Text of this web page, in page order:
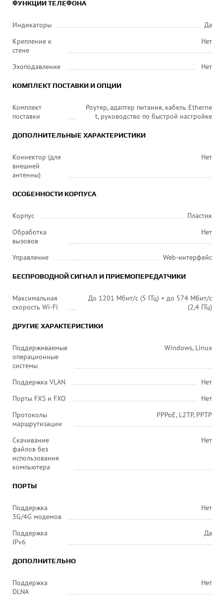
ФУНКЦИИ ТЕЛЕФОНА
Индикаторы
Да
Крепление к
стене
Нет
Эхоподавление Нет
КОМПЛЕКТ ПОСТАВКИ И ОПЦИИ
Комплект
поставки
Роутер, адаптер питания, кабель Etherne
t, руководство по быстрой настройке
ДОПОЛНИТЕЛЬНЫЕ ХАРАКТЕРИСТИКИ
Коннектор (для
внешней
антенны)
Нет
ОСОБЕННОСТИ КОРПУСА
Корпус
Пластик
Обработка
вызовов
Нет
Управление Web-интерфейс
БЕСПРОВОДНОЙ СИГНАЛ И ПРИЕМОПЕРЕДАТЧИКИ
Максимальная
скорость Wi-Fi
До 1201 Мбит/с (5 ГГц) + до 574 Мбит/с
(2,4 ГГц)
ДРУГИЕ ХАРАКТЕРИСТИКИ
Поддерживаемые
операционные
системы
Windows, Linux
Поддержка VLAN
Нет
Порты FXS и FXO
Нет
Протоколы
маршрутизации
PPPoE, L2TP, PPTP
Скачивание
файлов без
использования
компьютера
Нет
ПОРТЫ
Поддержка
3G/4G модемов
Нет
Поддержка
IPv6
Да
ДОПОЛНИТЕЛЬНО
Поддержка
DLNA
Нет